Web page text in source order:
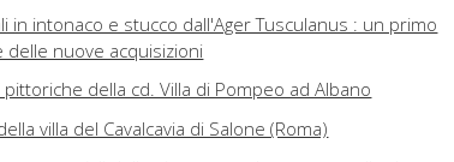
in intonaco e stucco dall'Ager Tusculanus : un primo
delle nuove acquisizioni
della cd. Villa di Pompeo ad Albano
villa del Cavalcavia di Salone (Roma)